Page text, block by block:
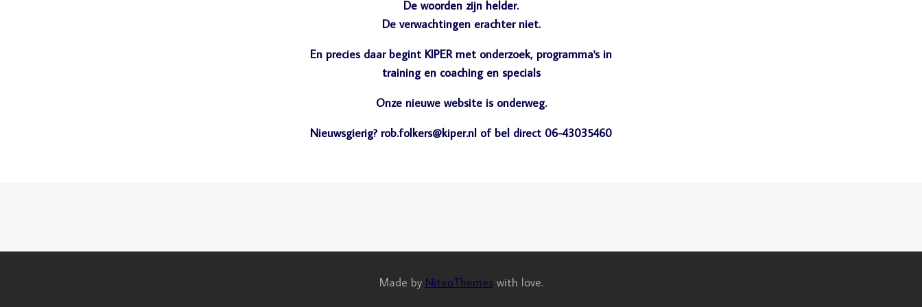
De woorden zijn helder.
De verwachtingen erachter niet.
En precies daar begint KIPER met onderzoek, programma's in
training en coaching en specials
Onze nieuwe website is onderweg.
Nieuwsgierig? rob.folkers@kiper.nl of bel direct 06-43035460
Made by NiteoThemes with love.